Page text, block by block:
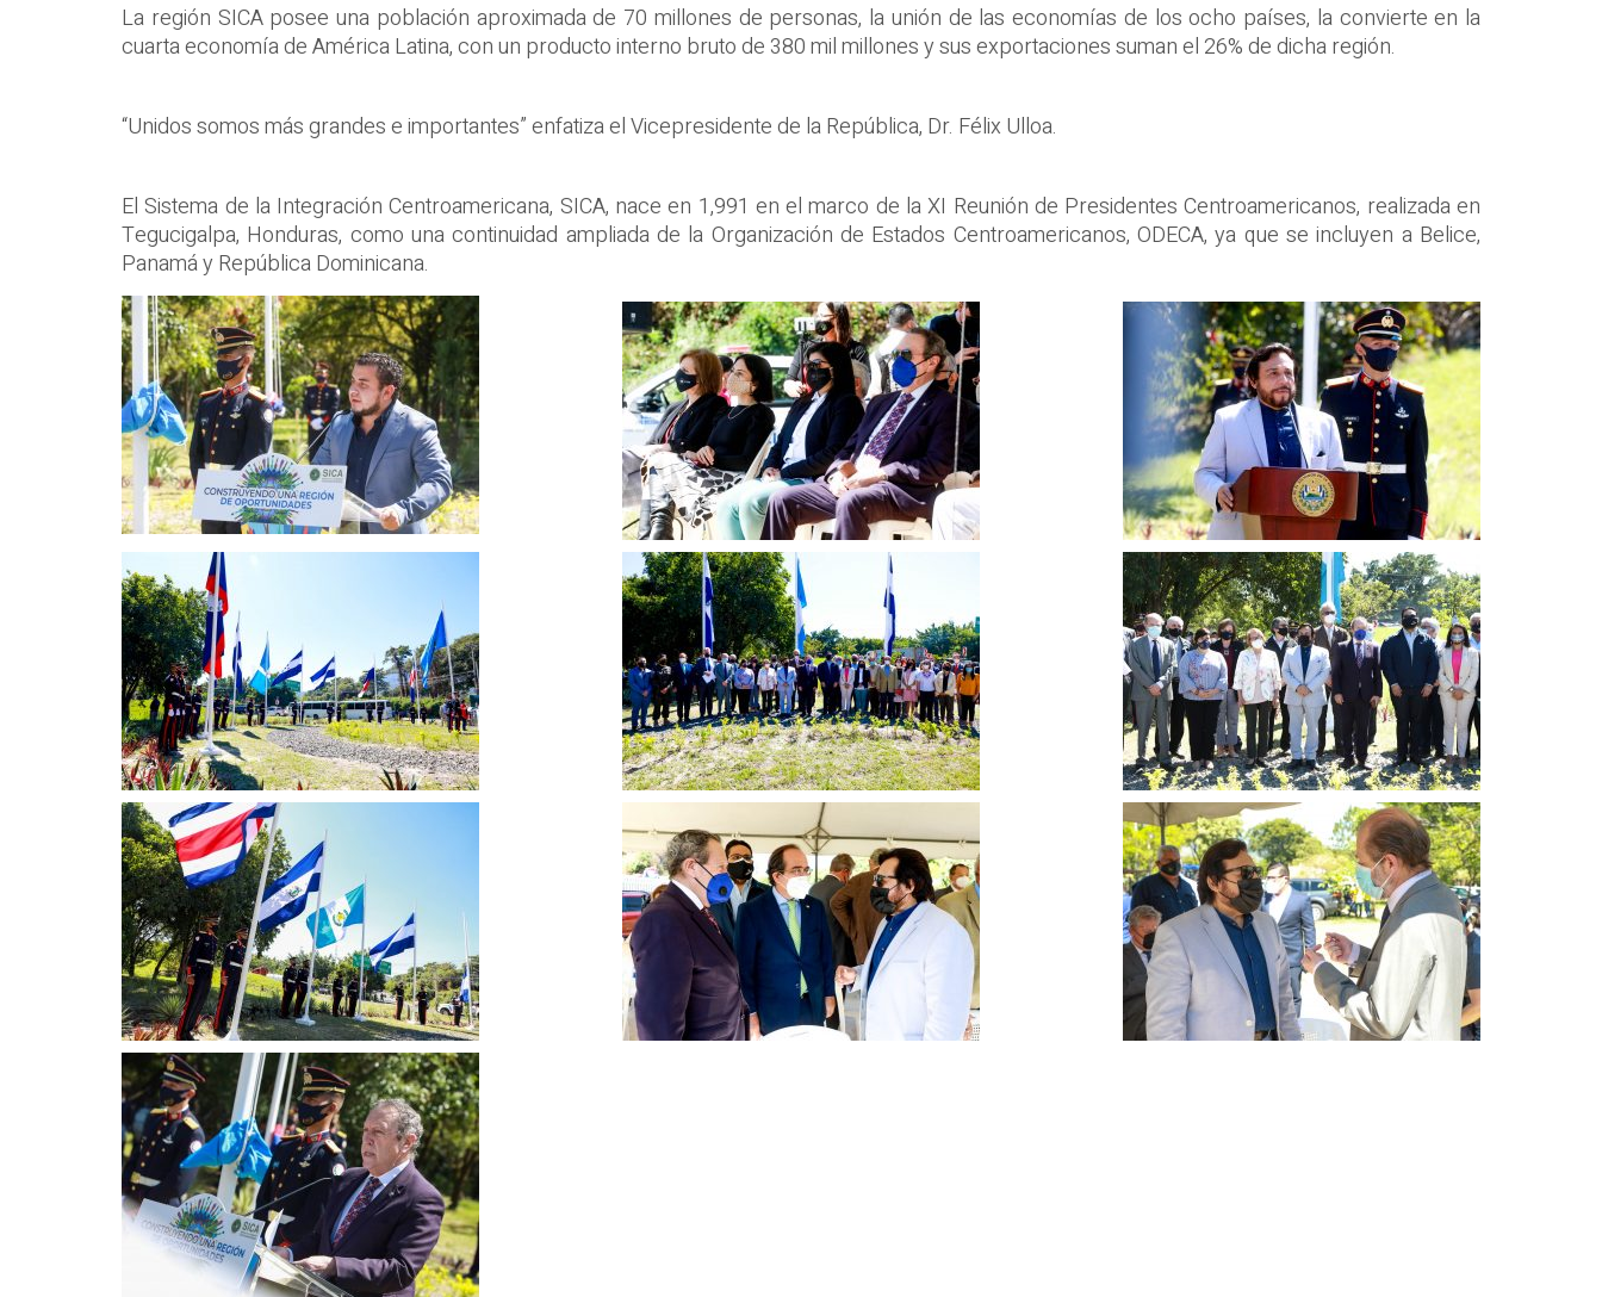
La región SICA posee una población aproximada de 70 millones de personas, la unión de las economías de los ocho países, la convierte en la
cuarta economía de América Latina, con un producto interno bruto de 380 mil millones y sus exportaciones suman el 26% de dicha región.
“Unidos somos más grandes e importantes” enfatiza el Vicepresidente de la República, Dr. Félix Ulloa.
El Sistema de la Integración Centroamericana, SICA, nace en 1,991 en el marco de la XI Reunión de Presidentes Centroamericanos, realizada en
Tegucigalpa, Honduras, como una continuidad ampliada de la Organización de Estados Centroamericanos, ODECA, ya que se incluyen a Belice,
Panamá y República Dominicana.